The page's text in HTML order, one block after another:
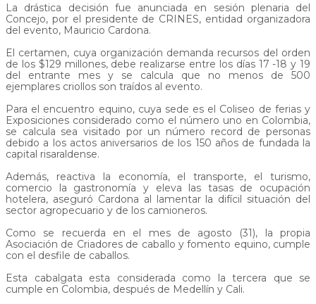
La drástica decisión fue anunciada en sesión plenaria del
Concejo, por el presidente de CRINES, entidad organizadora
del evento, Mauricio Cardona.
El certamen, cuya organización demanda recursos del orden
de los $129 millones, debe realizarse entre los días 17 -18 y 19
del entrante mes y se calcula que no menos de 500
ejemplares criollos son traídos al evento.
Para el encuentro equino, cuya sede es el Coliseo de ferias y
Exposiciones considerado como el número uno en Colombia,
se calcula sea visitado por un número record de personas
debido a los actos aniversarios de los 150 años de fundada la
capital risaraldense.
Además, reactiva la economía, el transporte, el turismo,
comercio la gastronomía y eleva las tasas de ocupación
hotelera, aseguró Cardona al lamentar la difícil situación del
sector agropecuario y de los camioneros.
Como se recuerda en el mes de agosto (31), la propia
Asociación de Criadores de caballo y fomento equino, cumple
con el desfile de caballos.
Esta cabalgata esta considerada como la tercera que se
cumple en Colombia, después de Medellín y Cali.